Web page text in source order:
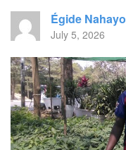
Égide Nahayo
July 5, 2026